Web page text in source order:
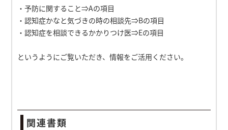
・予防に関すること⇒Aの項目
・認知症かなと気づきの時の相談先⇒Bの項目
・認知症を相談できるかかりつけ医⇒Eの項目
というようにご覧いただき、情報をご活用ください。
関連書類